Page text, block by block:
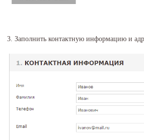
3. Заполнить контактную информацию и